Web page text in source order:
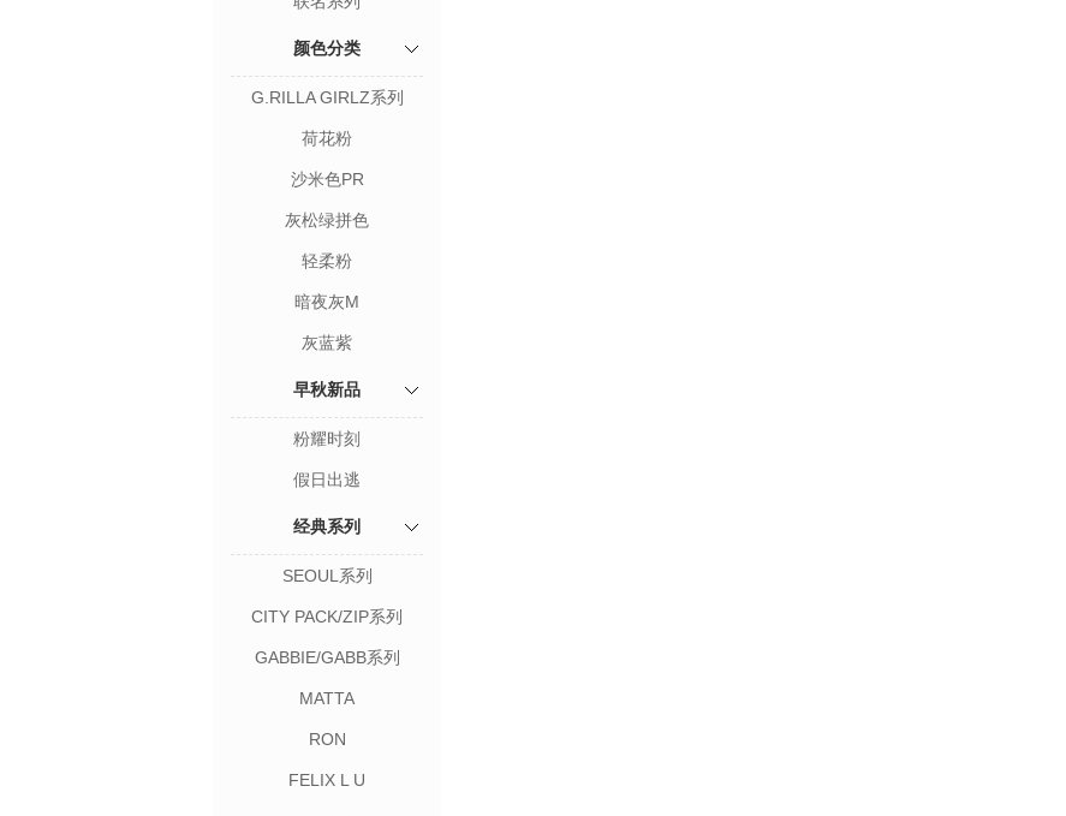
颜色分类
G.RILLA GIRLZ系列
荷花粉
沙米色PR
灰松绿拼色
轻柔粉
暗夜灰M
灰蓝紫
早秋新品
粉耀时刻
假日出逃
经典系列
SEOUL系列
CITY PACK/ZIP系列
GABBIE/GABB系列
MATTA
RON
FELIX L U